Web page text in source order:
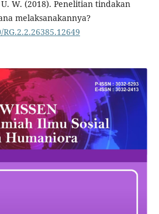
W. (2018). Penelitian tindakan
melaksanakannya?